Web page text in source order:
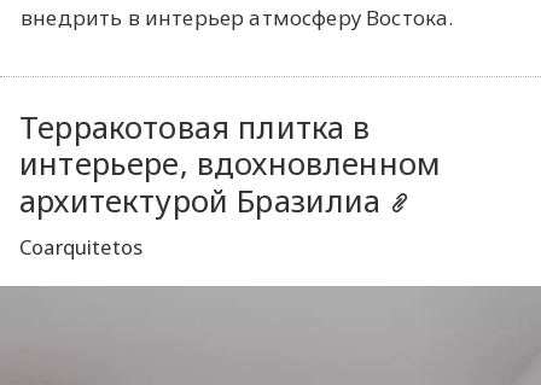
внедрить в интерьер атмосферу Востока.
Терракотовая плитка в
интерьере, вдохновленном
архитектурой Бразилиа
Coarquitetos